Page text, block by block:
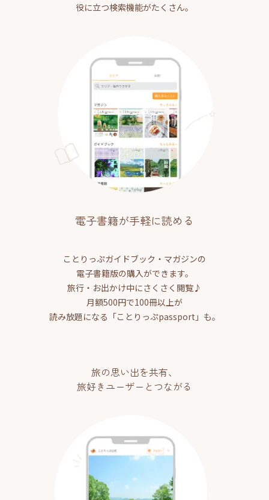
役に立つ検索機能がたくさん。
電子書籍が手軽に読める
ことりっぷガイドブック・マガジンの
電子書籍版の購入ができます。
旅行・お出かけ中にさくさく閲覧♪
月額500円で100冊以上が
読み放題になる「ことりっぷpassport」も。
旅の思い出を共有、
旅好きユーザーとつながる